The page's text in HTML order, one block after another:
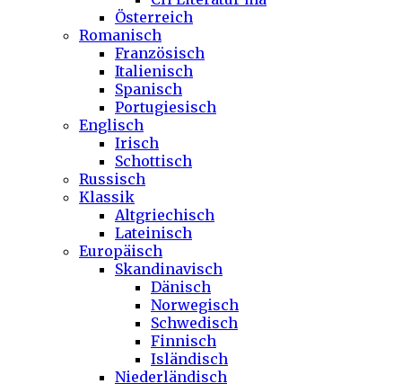
Österreich
Romanisch
Französisch
Italienisch
Spanisch
Portugiesisch
Englisch
Irisch
Schottisch
Russisch
Klassik
Altgriechisch
Lateinisch
Europäisch
Skandinavisch
Dänisch
Norwegisch
Schwedisch
Finnisch
Isländisch
Niederländisch